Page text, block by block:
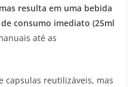
resulta em uma bebida
consumo imediato (25ml
até as
capsulas reutilizáveis, mas